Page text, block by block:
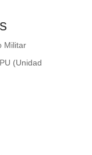
Militar
(Unidad